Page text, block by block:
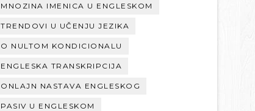
MNOZINA IMENICA U ENGLESKOM
TRENDOVI U UČENJU JEZIKA
O NULTOM KONDICIONALU
ENGLESKA TRANSKRIPCIJA
ONLAJN NASTAVA ENGLESKOG
PASIV U ENGLESKOM